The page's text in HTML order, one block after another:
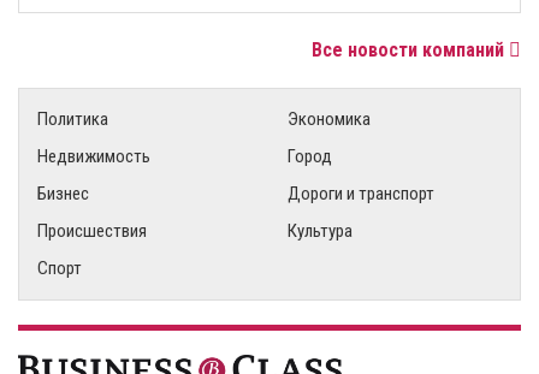
Все новости компаний
Политика
Экономика
Недвижимость
Город
Бизнес
Дороги и транспорт
Происшествия
Культура
Спорт